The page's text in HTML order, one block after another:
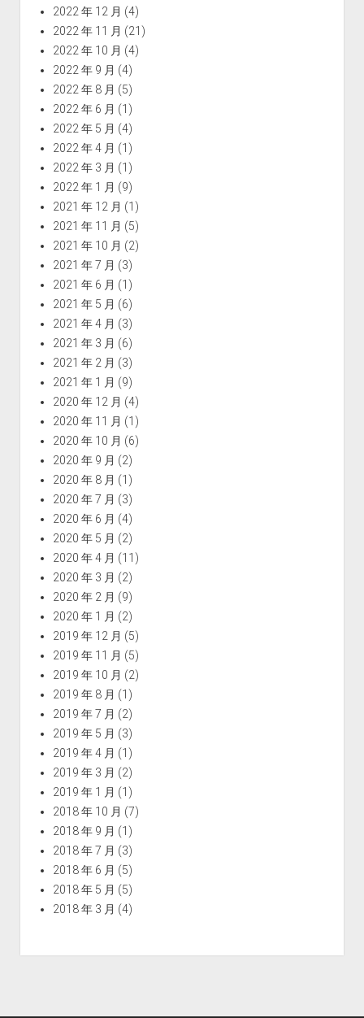
2022 年 12 月 (4)
2022 年 11 月 (21)
2022 年 10 月 (4)
2022 年 9 月 (4)
2022 年 8 月 (5)
2022 年 6 月 (1)
2022 年 5 月 (4)
2022 年 4 月 (1)
2022 年 3 月 (1)
2022 年 1 月 (9)
2021 年 12 月 (1)
2021 年 11 月 (5)
2021 年 10 月 (2)
2021 年 7 月 (3)
2021 年 6 月 (1)
2021 年 5 月 (6)
2021 年 4 月 (3)
2021 年 3 月 (6)
2021 年 2 月 (3)
2021 年 1 月 (9)
2020 年 12 月 (4)
2020 年 11 月 (1)
2020 年 10 月 (6)
2020 年 9 月 (2)
2020 年 8 月 (1)
2020 年 7 月 (3)
2020 年 6 月 (4)
2020 年 5 月 (2)
2020 年 4 月 (11)
2020 年 3 月 (2)
2020 年 2 月 (9)
2020 年 1 月 (2)
2019 年 12 月 (5)
2019 年 11 月 (5)
2019 年 10 月 (2)
2019 年 8 月 (1)
2019 年 7 月 (2)
2019 年 5 月 (3)
2019 年 4 月 (1)
2019 年 3 月 (2)
2019 年 1 月 (1)
2018 年 10 月 (7)
2018 年 9 月 (1)
2018 年 7 月 (3)
2018 年 6 月 (5)
2018 年 5 月 (5)
2018 年 3 月 (4)